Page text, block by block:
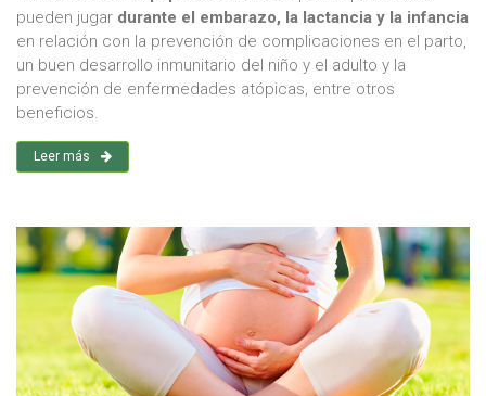
pueden jugar durante el embarazo, la lactancia y la infancia
en relación con la prevención de complicaciones en el parto,
un buen desarrollo inmunitario del niño y el adulto y la
prevención de enfermedades atópicas, entre otros
beneficios.
Leer más